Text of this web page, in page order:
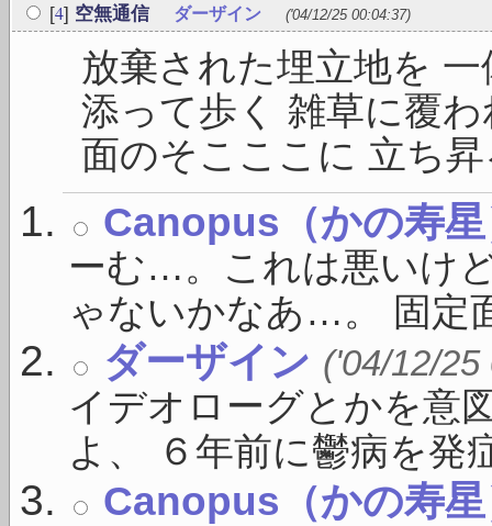
[4] 空無通信 ダーザイン ('04/12/25 00:04:37)
放棄された埋立地を
添って歩く 雑草に覆
面のそこここに 立ち
Canopus（かの寿
ーむ…。これは悪いけ
ゃないかなあ…。 固定
ダーザイン ('04/12/25
イデオローグとかを意
よ、 ６年前に鬱病を発
Canopus（かの寿